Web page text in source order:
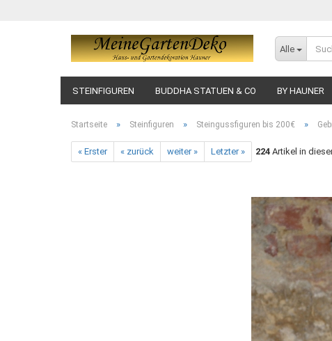
Alle
STEINFIGUREN BUDDHA STATUEN & CO BY HAUNER
Startseite » Steinfiguren » Steingussfiguren bis 200€ »
« Erster « zurück weiter » Letzter » 224 Artikel in